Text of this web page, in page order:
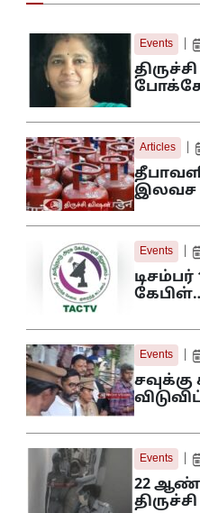
Events
Articles
இலவச
Events
Events
Events
22